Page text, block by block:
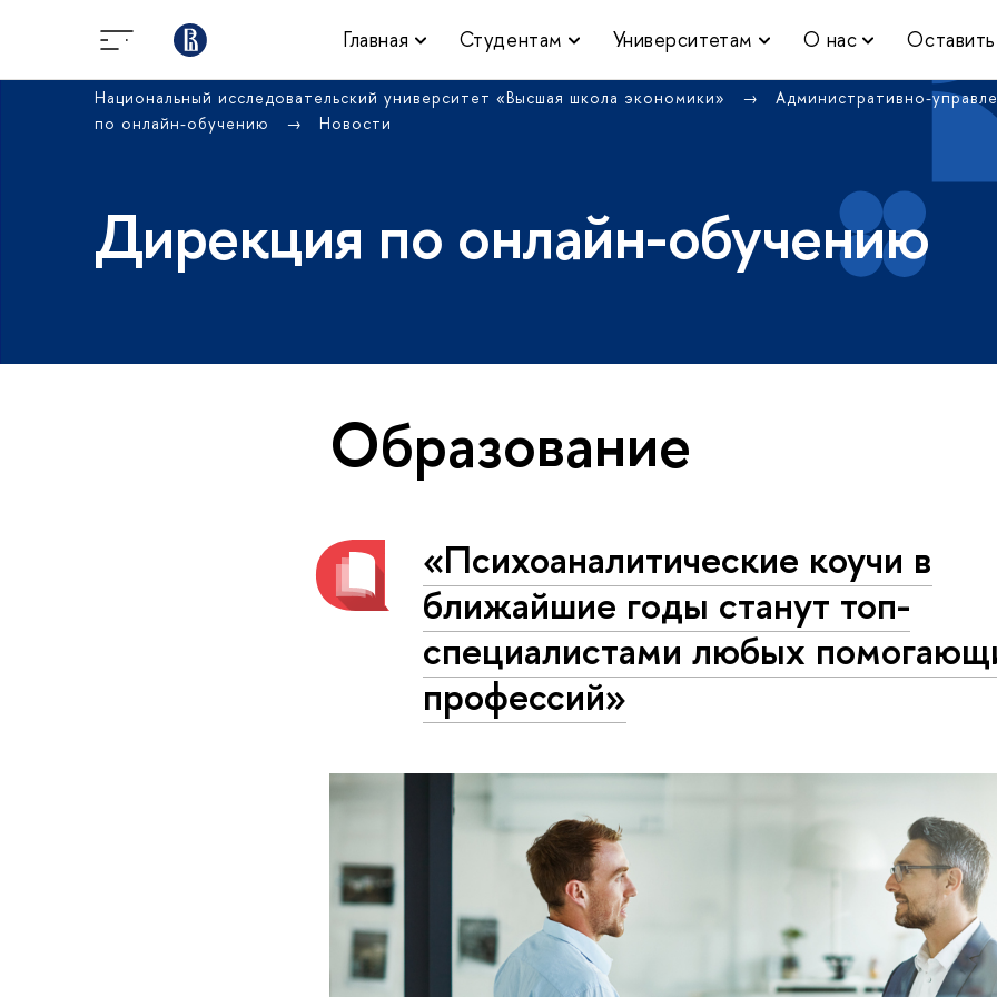
Главная Студентам Университетам О нас
Национальный исследовательский университет «Высшая школа экономики»
Административно-
по онлайн-обучению
Новости
Дирекция по онлайн-обучению
Образование
«Психоаналитические коучи в
ближайшие годы станут топ-
специалистами любых
профессий»